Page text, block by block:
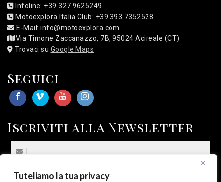
Tuteliamo la tua privacy
Infoline: +39 327 9625249
Motoexplora Italia Club: +39 393 7352528
E-Mail: info@motoexplora.com
Via Timone Zaccanazzo, 7B, 95024 Acireale (CT)
Trovaci su Google Maps
Seguici
Iscriviti alla Newsletter
(*) Sottoscrivo la Privacy Policy